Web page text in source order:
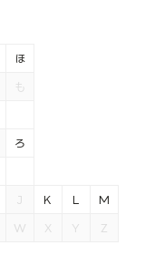
ほ
も
ろ
J K L M
W X Y Z